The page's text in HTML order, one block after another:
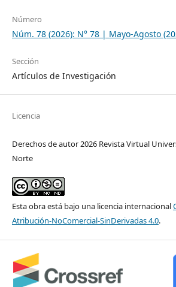
Número
Núm. 78 (2026): N° 78 | Mayo-Agosto
Sección
Artículos de Investigación
Licencia
Derechos de autor 2026 Revista Virtual
Norte
Esta obra está bajo una licencia internacional
Atribución-NoComercial-SinDerivadas 4.0.